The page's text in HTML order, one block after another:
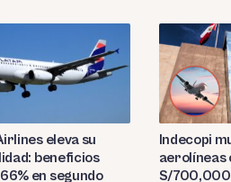
eleva su
beneficios
en segundo
Indecopi
aerolíneas
S/700,000